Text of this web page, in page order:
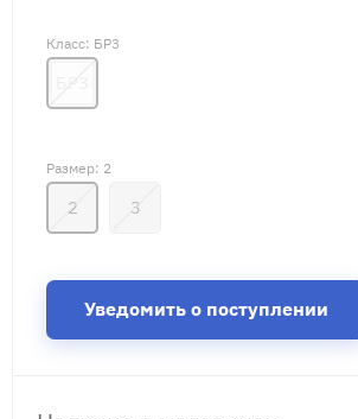
Класс: БР3
Размер: 2
2 3
Уведомить о поступлении